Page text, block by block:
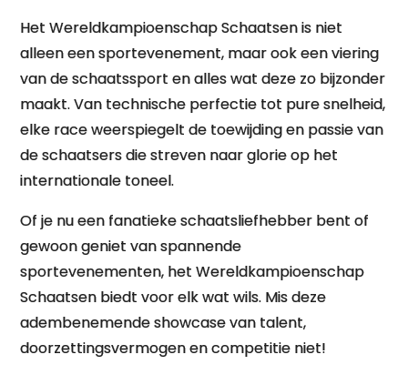
Het Wereldkampioenschap Schaatsen is niet
alleen een sportevenement, maar ook een viering
van de schaatssport en alles wat deze zo bijzonder
maakt. Van technische perfectie tot pure snelheid,
elke race weerspiegelt de toewijding en passie van
de schaatsers die streven naar glorie op het
internationale toneel.
Of je nu een fanatieke schaatsliefhebber bent of
gewoon geniet van spannende
sportevenementen, het Wereldkampioenschap
Schaatsen biedt voor elk wat wils. Mis deze
adembenemende showcase van talent,
doorzettingsvermogen en competitie niet!